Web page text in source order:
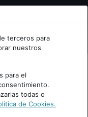
terceros para
nuestros
para el
todas o
de Cookies.